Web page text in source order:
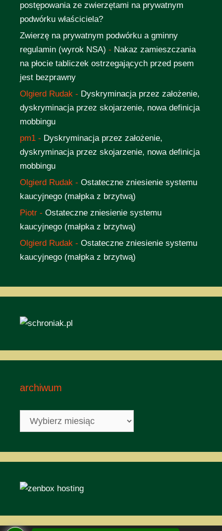
postępowania ze zwierzętami na prywatnym
podwórku właściciela?
Zwierzę na prywatnym podwórku a gminny
regulamin (wyrok NSA) - Nakaz zamieszczania
na płocie tabliczek ostrzegających przed psem
jest bezprawny
Olgierd Rudak - Dyskryminacja przez założenie,
dyskryminacja przez skojarzenie, nowa definicja
mobbingu
pm1 - Dyskryminacja przez założenie,
dyskryminacja przez skojarzenie, nowa definicja
mobbingu
Olgierd Rudak - Ostateczne zniesienie systemu
kaucyjnego (małpka z brzytwą)
Piotr - Ostateczne zniesienie systemu
kaucyjnego (małpka z brzytwą)
Olgierd Rudak - Ostateczne zniesienie systemu
kaucyjnego (małpka z brzytwą)
archiwum
archiwum